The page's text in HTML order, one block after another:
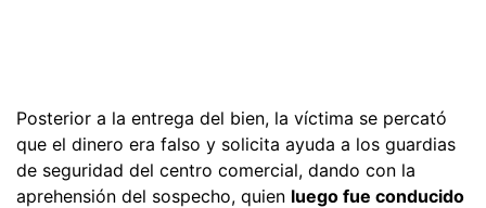
Posterior a la entrega del bien, la víctima se percató
que el dinero era falso y solicita ayuda a los guardias
de seguridad del centro comercial, dando con la
aprehensión del sospecho, quien luego fue conducido